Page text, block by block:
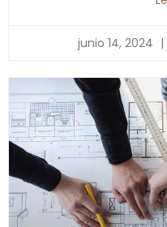
junio 14, 2024